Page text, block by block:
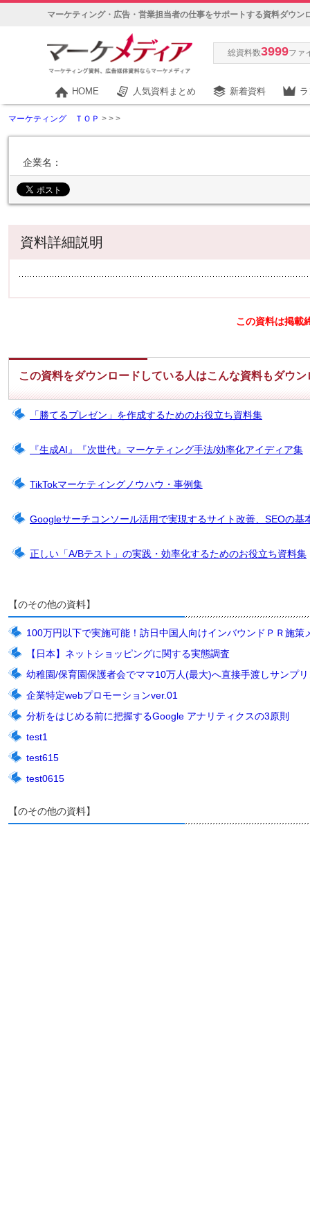
マーケティング・広告・営業担当者の仕事をサポートする資料ダウン
総資料数3999ファ
HOME 人気資料まとめ 新着資料
マーケティング ＴＯＰ > > >
企業名：
資料詳細説明
この資料は掲載
この資料をダウンロードしている人はこんな資料もダウ
「勝てるプレゼン」を作成するためのお役立ち資料集
『生成AI』『次世代』マーケティング手法/効率化アイディア集
TikTokマーケティングノウハウ・事例集
Googleサーチコンソール活用で実現するサイト改善、SEOの
正しい「A/Bテスト」の実践・効率化するためのお役立ち資料集
【のその他の資料】
100万円以下で実施可能！訪日中国人向けインバウンドＰＲ施策
【日本】ネットショッピングに関する実態調査
幼稚園/保育園保護者会でママ10万人(最大)へ直接手渡しサンプ
企業特定webプロモーションver.01
分析をはじめる前に把握するGoogle アナリティクスの3原則
test1
test615
test0615
【のその他の資料】